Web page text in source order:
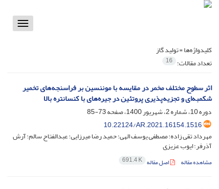
Toggle
کلیدواژه‌ها =تولید گاز
تعداد مقالات: 16
اثر سطوح مختلف مخمر در مقایسه با موننسین بر فراسنجه‌های تخمیر
شکمبه‌ای و تجزیه‌پذیری پروتئین در جیره‌های با کنسانتره بالا
دوره 10، شماره 2، شهریور 1400، صفحه
73-85
10.22124/AR.2021.16154.1516
مهرداد تقی زاده؛ مصطفی یوسف الهی؛ حمید رضا میرزایی؛ عبدالفتاح سالم؛ آرش
آذرفر؛ ایوب عزیزی
مشاهده مقاله اصل مقاله 691.4 K